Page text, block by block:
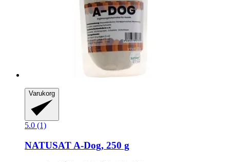
Varukorg
5.0 (1)
NATUSAT A-​Dog, 250 g